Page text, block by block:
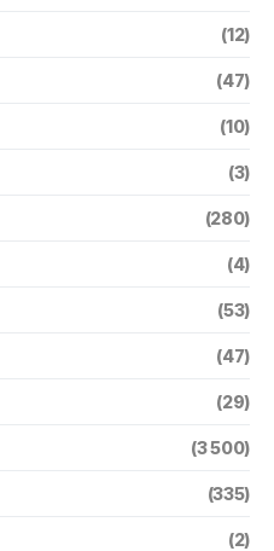
(12)
(47)
(10)
(3)
(280)
(4)
(53)
(47)
(29)
(3 500)
(335)
(2)